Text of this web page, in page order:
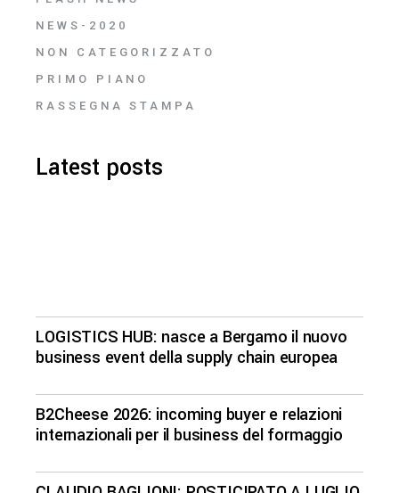
NEWS-2020
NON CATEGORIZZATO
PRIMO PIANO
RASSEGNA STAMPA
Latest posts
LOGISTICS HUB: nasce a Bergamo il nuovo
business event della supply chain europea
B2Cheese 2026: incoming buyer e relazioni
internazionali per il business del formaggio